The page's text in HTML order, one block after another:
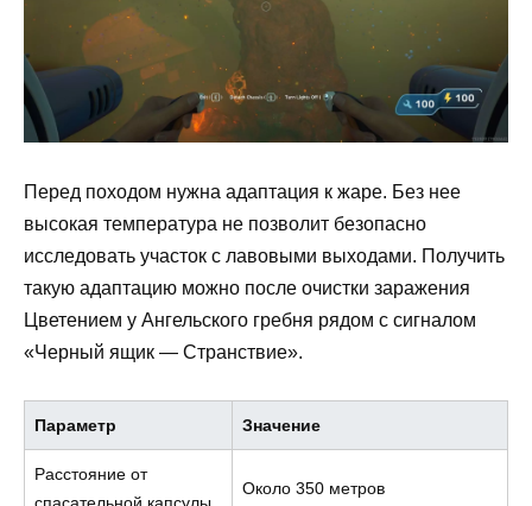
Перед походом нужна адаптация к жаре. Без нее
высокая температура не позволит безопасно
исследовать участок с лавовыми выходами. Получить
такую адаптацию можно после очистки заражения
Цветением у Ангельского гребня рядом с сигналом
«Черный ящик — Странствие».
Параметр Значение
Расстояние от
спасательной капсулы
Около 350 метров